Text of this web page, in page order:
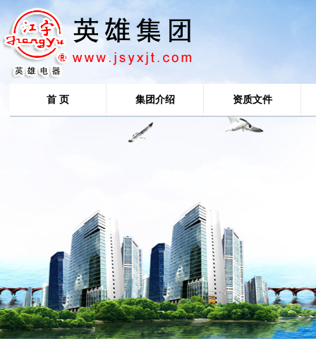
首 页 集团介绍 资质文件